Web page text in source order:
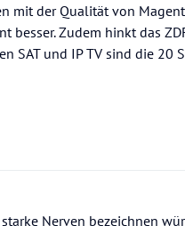
mit der Qualität von
besser. Zudem hinkt das
SAT und IP TV sind die 20
Nerven bezeichnen